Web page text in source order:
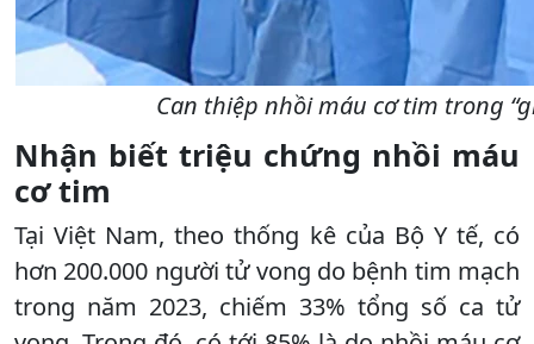
Can thiệp nhồi máu cơ tim trong
Nhận biết triệu chứng nhồi máu
cơ tim
Tại Việt Nam, theo thống kê của Bộ Y tế, có
hơn 200.000 người tử vong do bệnh tim mạch
trong năm 2023, chiếm 33% tổng số ca tử